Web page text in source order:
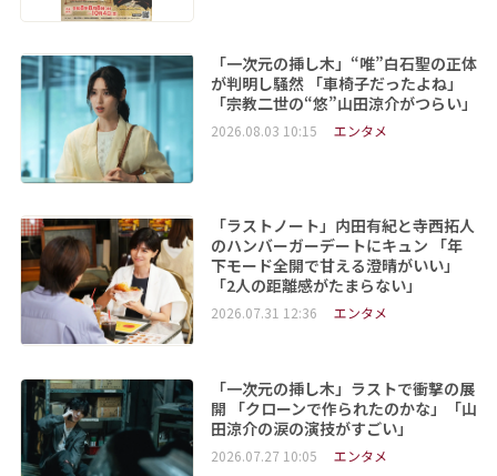
「一次元の挿し木」“唯”白石聖の正体
が判明し騒然 「車椅子だったよね」
「宗教二世の“悠”山田涼介がつらい」
2026.08.03 10:15 エンタメ
「ラストノート」内田有紀と寺西拓人
のハンバーガーデートにキュン 「年
下モード全開で甘える澄晴がいい」
「2人の距離感がたまらない」
2026.07.31 12:36 エンタメ
「一次元の挿し木」ラストで衝撃の展
開 「クローンで作られたのかな」「山
田涼介の涙の演技がすごい」
2026.07.27 10:05 エンタメ